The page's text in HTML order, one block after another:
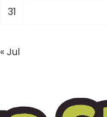
31
« Jul